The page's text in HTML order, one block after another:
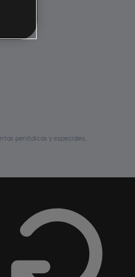
periódicas y especiales,